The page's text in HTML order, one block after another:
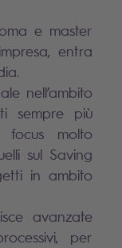
e master
entra
nell’ambito
sempre più
focus molto
sul Saving
in ambito
avanzate
per